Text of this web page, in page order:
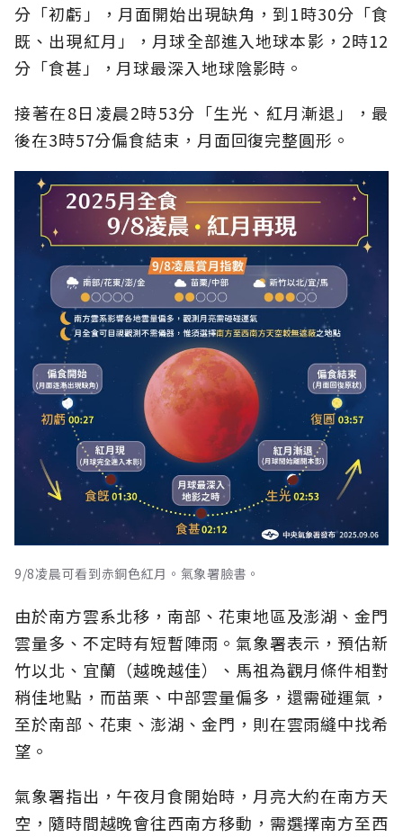
分「初虧」，月面開始出現缺角，到1時30分「食
既、出現紅月」，月球全部進入地球本影，2時12
分「食甚」，月球最深入地球陰影時。
接著在8日凌晨2時53分「生光、紅月漸退」，最
後在3時57分偏食結束，月面回復完整圓形。
9/8凌晨可看到赤銅色紅月。氣象署臉書。
由於南方雲系北移，南部、花東地區及澎湖、金門
雲量多、不定時有短暫陣雨。氣象署表示，預估新
竹以北、宜蘭（越晚越佳）、馬祖為觀月條件相對
稍佳地點，而苗栗、中部雲量偏多，還需碰運氣，
至於南部、花東、澎湖、金門，則在雲雨縫中找希
望。
氣象署指出，午夜月食開始時，月亮大約在南方天
空，隨時間越晚會往西南方移動，需選擇南方至西